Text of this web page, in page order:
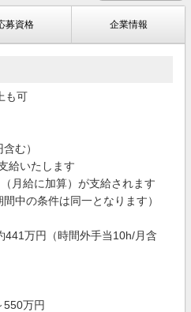
募資格 企業情報
も可
む）
給いたします
月給に加算）が支給されます
中の条件は同一となります）
441万円（時間外手当10h/月含
万円